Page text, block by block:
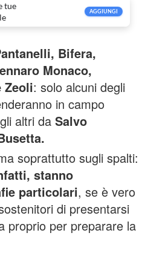
tue
AGGIUNGI
Bifera,
Monaco,
Zeoli: solo alcuni degli
in campo
altri da Salvo
soprattutto sugli spalti:
stanno
particolari, se è vero
di presentarsi
proprio per preparare la